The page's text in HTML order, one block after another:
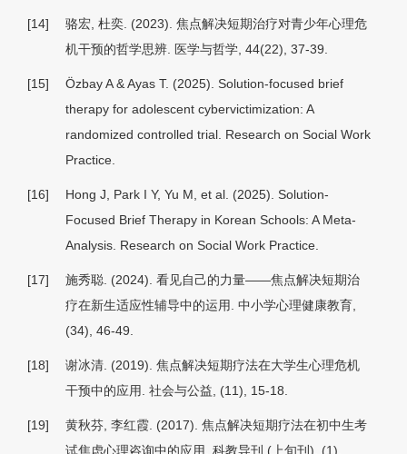
[14]
骆宏, 杜奕. (2023). 焦点解决短期治疗对青少年心理危
机干预的哲学思辨. 医学与哲学, 44(22), 37-39.
[15]
Özbay A & Ayas T. (2025). Solution-focused brief
therapy for adolescent cybervictimization: A
randomized controlled trial. Research on Social Work
Practice.
[16]
Hong J, Park I Y, Yu M, et al. (2025). Solution-
Focused Brief Therapy in Korean Schools: A Meta-
Analysis. Research on Social Work Practice.
[17]
施秀聪. (2024). 看见自己的力量——焦点解决短期治
疗在新生适应性辅导中的运用. 中小学心理健康教育,
(34), 46-49.
[18]
谢冰清. (2019). 焦点解决短期疗法在大学生心理危机
干预中的应用. 社会与公益, (11), 15-18.
[19]
黄秋芬, 李红霞. (2017). 焦点解决短期疗法在初中生考
试焦虑心理咨询中的应用. 科教导刊 (上旬刊), (1),